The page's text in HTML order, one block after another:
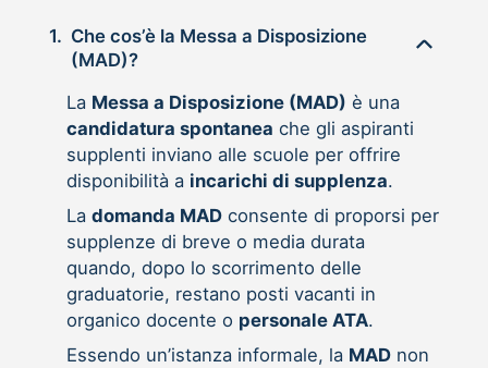
1. Che cos’è la Messa a Disposizione
(MAD)?
La Messa a Disposizione (MAD) è una
candidatura spontanea che gli aspiranti
supplenti inviano alle scuole per offrire
disponibilità a incarichi di supplenza.
La domanda MADconsente di proporsi per
supplenze di breve o media durata
quando, dopo lo scorrimento delle
graduatorie, restano posti vacanti in
organico docente o personale ATA.
Essendo un’istanza informale, la MADnon